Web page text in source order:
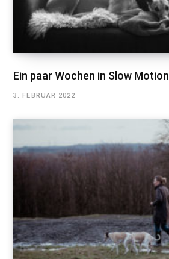
Ein paar Wochen in Slow Motion
3. FEBRUAR 2022